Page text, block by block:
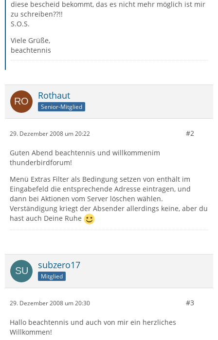
diese bescheid bekommt, das es nicht mehr möglich ist mir
zu schreiben??!!
S.O.S.
Viele Grüße,
beachtennis
Rothaut
Senior-Mitglied
29. Dezember 2008 um 20:22 #2
Guten Abend beachtennis und willkommenim
thunderbirdforum!
Menü Extras Filter als Bedingung setzen von enthält im
Eingabefeld die entsprechende Adresse eintragen, und
dann bei Aktionen vom Server löschen wählen.
Verständigung kriegt der Absender allerdings keine, aber du
hast auch Deine Ruhe
subzero17
Mitglied
29. Dezember 2008 um 20:30 #3
Hallo beachtennis und auch von mir ein herzliches
Willkommen!